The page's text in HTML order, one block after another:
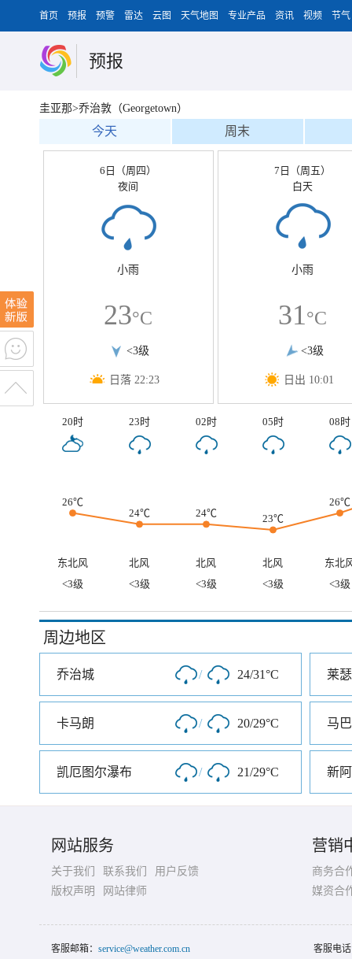
首页 预报 预警 雷达 云图 天气地图 专业产品 资讯 视频 节气
预报
圭亚那>乔治敦（Georgetown）
今天 周末
6日（周四）
夜间
小雨
23°C
<3级
日落 22:23
7日（周五）
白天
小雨
31°C
<3级
日出 10:01
20时 23时 02时 05时 08时
26℃
24℃
24℃ 23℃
26℃
东北风 北风 北风 北风
东北
<3级
<3级 <3级 <3级 <3级
周边地区
乔治城 / 24/31°C 莱
卡马朗 / 20/29°C 马
凯厄图尔瀑布 / 21/29°C 新
网站服务
关于我们 联系我们
用户反馈
版权声明
网站律师
营销
商务合
媒资合
客服邮箱： service@weather.com.cn 客服电